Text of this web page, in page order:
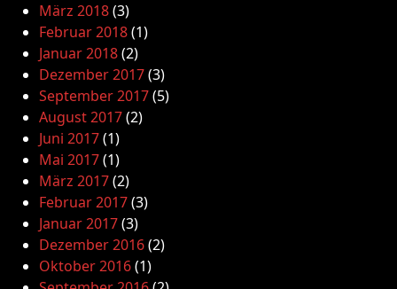
März 2018(3)
Februar 2018(1)
Januar 2018(2)
Dezember 2017(3)
September 2017(5)
August 2017(2)
Juni 2017(1)
Mai 2017(1)
März 2017(2)
Februar 2017(3)
Januar 2017(3)
Dezember 2016(2)
Oktober 2016(1)